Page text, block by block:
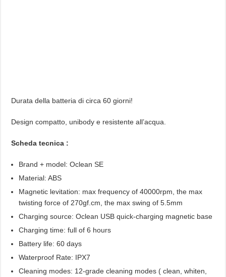
Durata della batteria di circa 60 giorni!
Design compatto, unibody e resistente all’acqua.
Scheda tecnica :
Brand + model: Oclean SE
Material: ABS
Magnetic levitation: max frequency of 40000rpm, the max
twisting force of 270gf.cm, the max swing of 5.5mm
Charging source: Oclean USB quick-charging magnetic base
Charging time: full of 6 hours
Battery life: 60 days
Waterproof Rate: IPX7
Cleaning modes: 12-grade cleaning modes ( clean, whiten,